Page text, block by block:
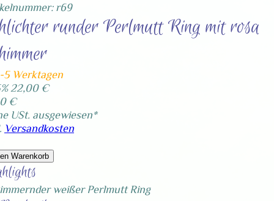
r69
runder Perlmutt Ring mit rosa
5 Werktagen
22,00 €
€
USt. ausgewiesen*
Versandkosten
Warenkorb
weißer Perlmutt Ring